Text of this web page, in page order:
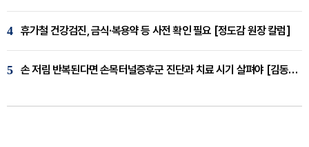
4 휴가철 건강검진, 금식·복용약 등 사전 확인 필요 [정도감 원장 칼럼]
5 손 저림 반복된다면 손목터널증후군 진단과 치료 시기 살펴야 [김동현 원장 칼럼]